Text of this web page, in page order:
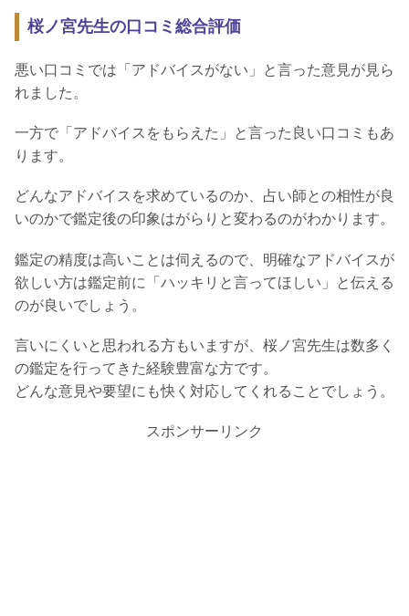
桜ノ宮先生の口コミ総合評価
悪い口コミでは「アドバイスがない」と言った意見が見ら
れました。
一方で「アドバイスをもらえた」と言った良い口コミもあ
ります。
どんなアドバイスを求めているのか、占い師との相性が良
いのかで鑑定後の印象はがらりと変わるのがわかります。
鑑定の精度は高いことは伺えるので、明確なアドバイスが
欲しい方は鑑定前に「ハッキリと言ってほしい」と伝える
のが良いでしょう。
言いにくいと思われる方もいますが、桜ノ宮先生は数多く
の鑑定を行ってきた経験豊富な方です。
どんな意見や要望にも快く対応してくれることでしょう。
スポンサーリンク